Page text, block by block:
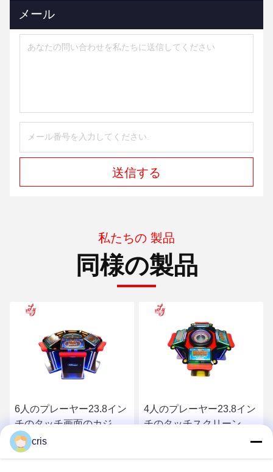
メール
送信する
私たちの 製品
同様の製品
4人のプレーヤー23.8イン
チのタッチスクリーンの
カジノの販売のための賭
けるタッチ画面の大当た
最もよい価格を得なさい
8人のプレーヤー23.8イン
チのタッチ画面のカジノ
cris